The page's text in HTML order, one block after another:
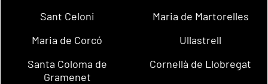
Sant Celoni
Maria de Martorelles
Maria de Corcó
Ullastrell
Santa Coloma de
Gramenet
Cornellà de Llobregat